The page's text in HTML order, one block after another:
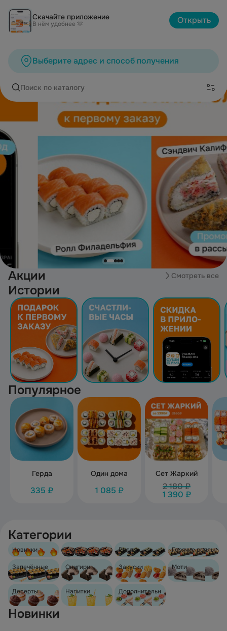
Скачайте приложение
В нём удобнее 🫶 Открыть
Выберите адрес и способ получения
Поиск по каталогу
Акции Смотреть все
Истории
Популярное
Герда
335 ₽
Один дома
1 085 ₽
Сет Жаркий
2 180 ₽
1 390 ₽
Категории
Новинки Сеты Роллы Горячие роллы
Запечённые
роллы
Онигири Закуски Моти
Десерты Напитки
Дополнительн
о
Новинки